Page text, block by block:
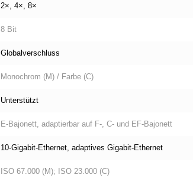
2×, 4×, 8×
8 Bit
Globalverschluss
Monochrom (M) / Farbe (C)
Unterstützt
E‑Bajonett, adaptierbar auf F‑, C‑ und EF‑Bajonett
10‑Gigabit‑Ethernet, adaptives Gigabit‑Ethernet
ISO 67.000 (M); ISO 23.000 (C)